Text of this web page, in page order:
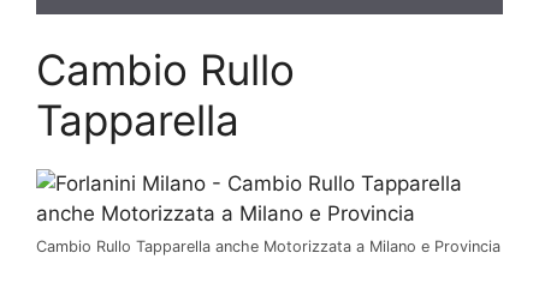
Cambio Rullo
Tapparella
Cambio Rullo Tapparella anche Motorizzata a Milano e Provincia